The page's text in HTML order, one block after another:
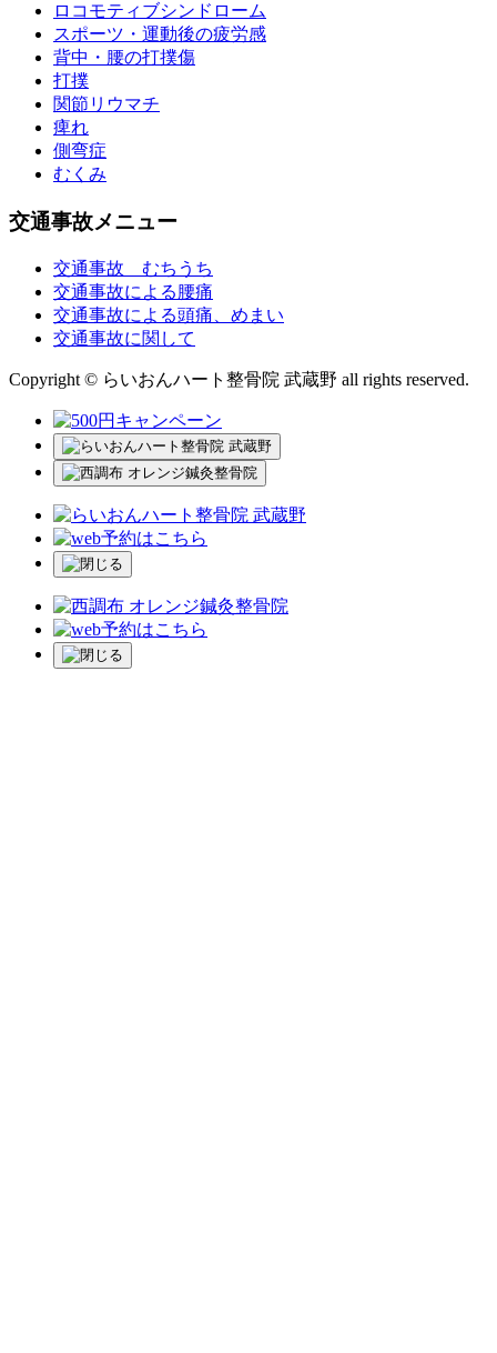
ロコモティブシンドローム
スポーツ・運動後の疲労感
背中・腰の打撲傷
打撲
関節リウマチ
痺れ
側弯症
むくみ
交通事故メニュー
交通事故 むちうち
交通事故による腰痛
交通事故による頭痛、めまい
交通事故に関して
Copyright © らいおんハート整骨院 武蔵野 all rights reserved.